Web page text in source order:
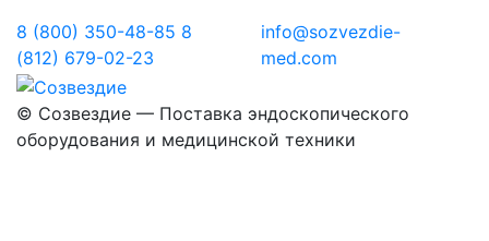
8 (800) 350-48-85 8
(812) 679-02-23
info@sozvezdie-
med.com
© Созвездие — Поставка эндоскопического
оборудования и медицинской техники